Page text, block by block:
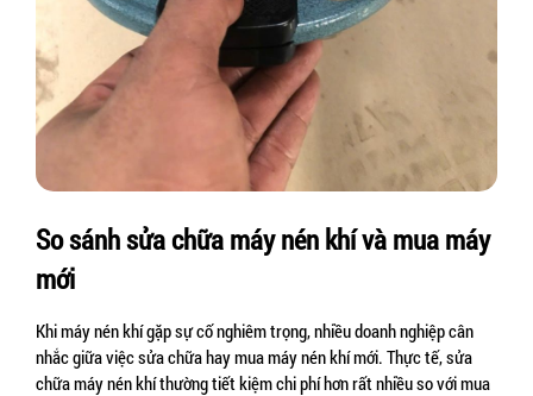
So sánh sửa chữa máy nén khí và mua máy
mới
Khi máy nén khí gặp sự cố nghiêm trọng, nhiều doanh nghiệp cân
nhắc giữa việc sửa chữa hay mua máy nén khí mới. Thực tế, sửa
chữa máy nén khí thường tiết kiệm chi phí hơn rất nhiều so với mua